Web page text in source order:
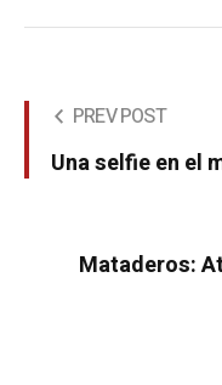
PREV POST
Una selfie en el
Mataderos: